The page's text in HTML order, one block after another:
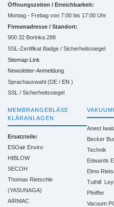
Öffnungszeiten / Erreichbarkeit:
Montag - Freitag von 7:00 bis 17:00 Uhr
Firmenadresse / Standort:
900 32 Borinka 288
SSL-Zertifikat Badge / Sicherheitssiegel
Sitemap-Link
Newsletter-Anmeldung
Sprachauswahl (DE / EN )
SSL / Sicherheitssiegel
MEMBRANGEBLÄSE
KLÄRANLAGEN
Ersatzteile:
ESOair Enviro
HIBLOW
SECOH
Thomas Rietschle
(YASUNAGA)
AIRMAC
Anest
Becker
Technik
Edwards
Elmo
Tuthill
Pfeiffer
Vacuum